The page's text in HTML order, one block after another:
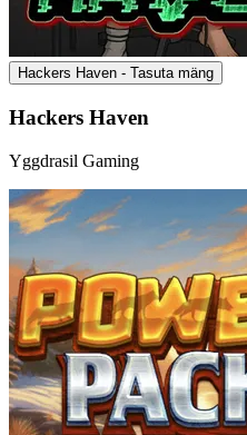
Hackers Haven - Tasuta mäng
Hackers Haven
Yggdrasil Gaming